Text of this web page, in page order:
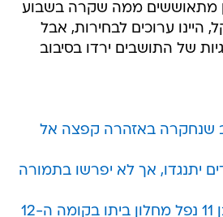
מתאוששים ממה שקרה בשבוע
ערוכים לבחירות, אבל
של התושבים ירדו בסיבוב
שנחקרה באזהרה קפצה אל
יתנגדו, אך לא יפרשו בתמורה
"צעקתי לו לרדת": בן 11 נפל מחלון ביתו בקומה ה-12